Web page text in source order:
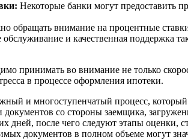
Некоторые банки могут предоставить
обращать внимание на процентные
обслуживание и качественная поддержка
принимать во внимание не только
в процессе оформления ипотеки.
и многоступенчатый процесс,
документов со стороны заемщика,
дней, после чего следуют этапы
документов в полном объеме могут